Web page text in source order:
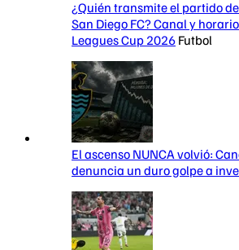
¿Quién transmite el partido
San Diego FC? Canal y
Leagues Cup 2026 Futbol
El ascenso NUNCA volvió:
denuncia un duro golpe a